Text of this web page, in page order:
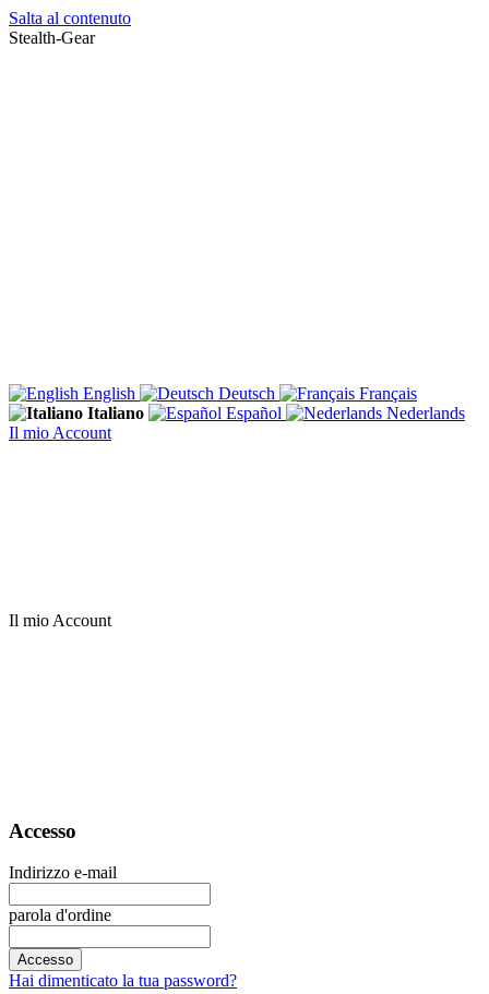
Salta al contenuto
Stealth-Gear
English Deutsch
Français
Italiano
Español
Nederlands
Il mio Account
Il mio Account
Accesso
Indirizzo e-mail
parola d'ordine
Accesso
Hai dimenticato la tua password?